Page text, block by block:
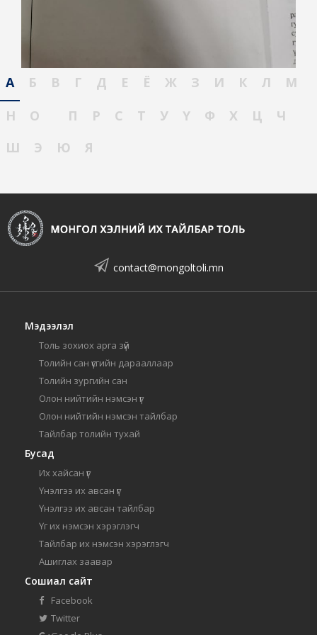
А Б В Г Д Е Ё Ж З И К Л
М
Н
О П Р С Т У Ү Ф Х Ц
Ч
Ш
Э Ю Я
contact@mongoltoli.mn
Мэдээлэл
Толь зохиох арга зүй
Толийн сан үсгийн дарааллаар
Толийн зургийн сан
Олон нийтийн нэмсэн үг
Олон нийтийн нэмсэн тайлбар
Тайлбар толийн тухай
Бусад
Их хайсан үг
Үнэлгээ их авсан үг
Үнэлгээ их авсан тайлбар
Үг их нэмсэн хэрэглэгч
Тайлбар их нэмсэн хэрэглэгч
Ашиглах заавар
Сошиал сайт
Facebook
Twitter